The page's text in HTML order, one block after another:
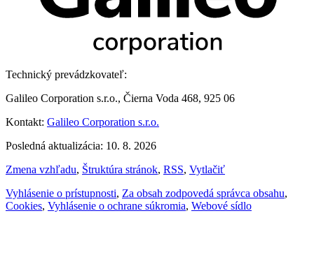
Technický prevádzkovateľ:
Galileo Corporation s.r.o., Čierna Voda 468, 925 06
Kontakt: Galileo Corporation s.r.o.
Posledná aktualizácia: 10. 8. 2026
Zmena vzhľadu, Štruktúra stránok, RSS, Vytlačiť
Vyhlásenie o prístupnosti, Za obsah zodpovedá správca obsahu,
Cookies, Vyhlásenie o ochrane súkromia, Webové sídlo